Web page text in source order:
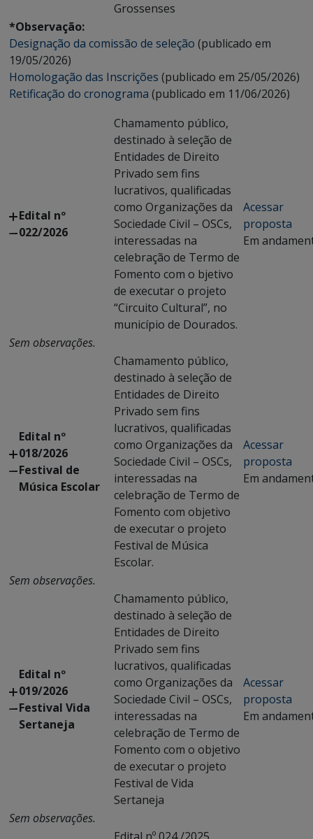
Grossenses
*Observação:
Designação da comissão de seleção (publicado em
19/05/2026)
Homologação das Inscrições (publicado em 25/05/2026)
Retificação do cronograma (publicado em 11/06/2026)
Edital nº
022/2026
Chamamento público,
destinado à seleção de
Entidades de Direito
Privado sem fins
lucrativos, qualificadas
como Organizações da
Sociedade Civil – OSCs,
interessadas na
celebração de Termo de
Fomento com o bjetivo
de executar o projeto
“Circuito Cultural”, no
município de Dourados.
Acessar
proposta
Em
Sem observações.
Edital nº
018/2026
Festival de
Música Escolar
Chamamento público,
destinado à seleção de
Entidades de Direito
Privado sem fins
lucrativos, qualificadas
como Organizações da
Sociedade Civil – OSCs,
interessadas na
celebração de Termo de
Fomento com objetivo
de executar o projeto
Festival de Música
Escolar.
Acessar
proposta
Em
Sem observações.
Edital nº
019/2026
Festival Vida
Sertaneja
Chamamento público,
destinado à seleção de
Entidades de Direito
Privado sem fins
lucrativos, qualificadas
como Organizações da
Sociedade Civil – OSCs,
interessadas na
celebração de Termo de
Fomento com o objetivo
de executar o projeto
Festival de Vida
Sertaneja
Acessar
proposta
Em
Sem observações.